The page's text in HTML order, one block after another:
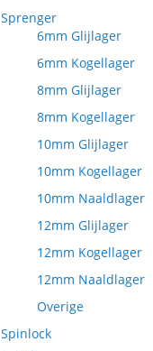
Sprenger
6mm Glijlager
6mm Kogellager
8mm Glijlager
8mm Kogellager
10mm Glijlager
10mm Kogellager
10mm Naaldlager
12mm Glijlager
12mm Kogellager
12mm Naaldlager
Overige
Spinlock